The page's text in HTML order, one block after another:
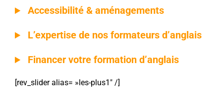
Accessibilité & aménagements
L’expertise de nos formateurs d’anglais
Financer votre formation d’anglais
[rev_slider alias= »les-plus1″ /]